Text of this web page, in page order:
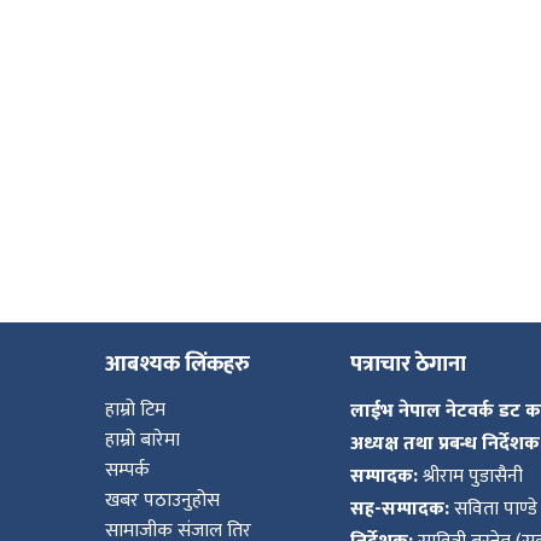
आबश्यक लिंकहरु
हाम्रो टिम
हाम्रो बारेमा
सम्पर्क
खबर पठाउनुहोस
सामाजीक संजाल तिर
पत्राचार ठेगाना
लाईभ नेपाल नेटवर्क डट
अध्यक्ष तथा प्रबन्ध
सम्पादक:श्रीराम पुडासैनी
सह-सम्पादक:सविता पाण्डे